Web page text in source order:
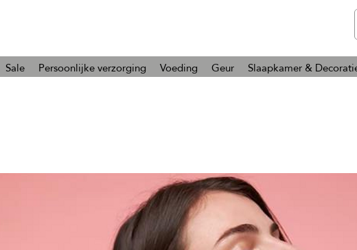
Sale Persoonlijke verzorging Voeding Geur Slaapkamer &